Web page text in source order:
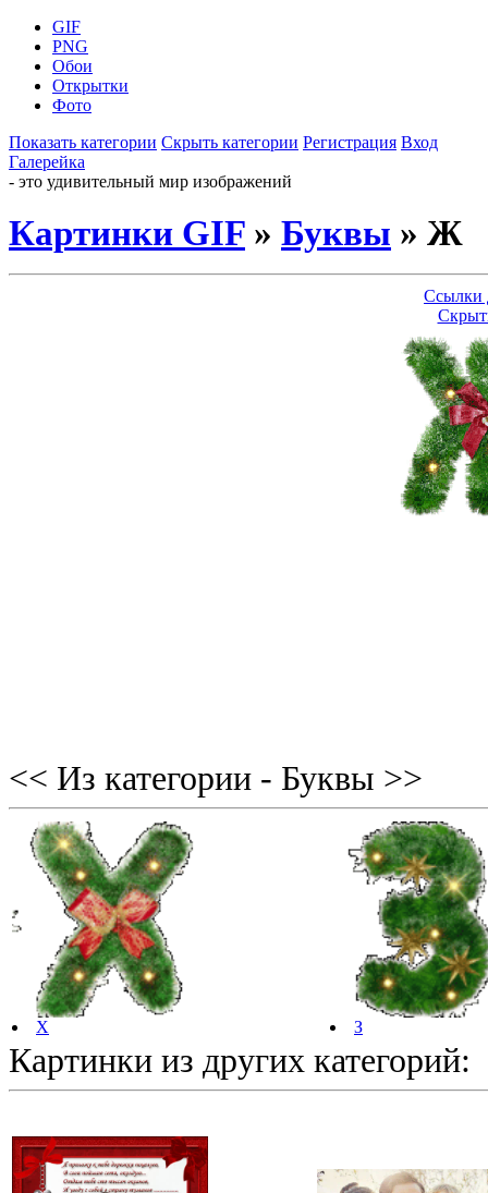
GIF
PNG
Обои
Открытки
Фото
Показать категории Скрыть категории Регистрация Вход
Галерейка
- это удивительный мир изображений
Картинки GIF » Буквы » Ж
Ссылки
<< Из категории - Буквы >>
Х З
Картинки из других категорий: